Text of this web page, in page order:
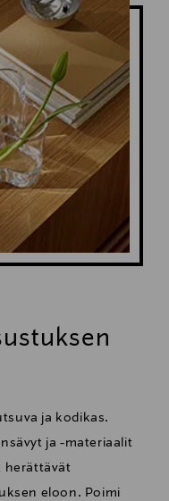
ja kodikas.
ja -materiaalit
herättävät
eloon. Poimi